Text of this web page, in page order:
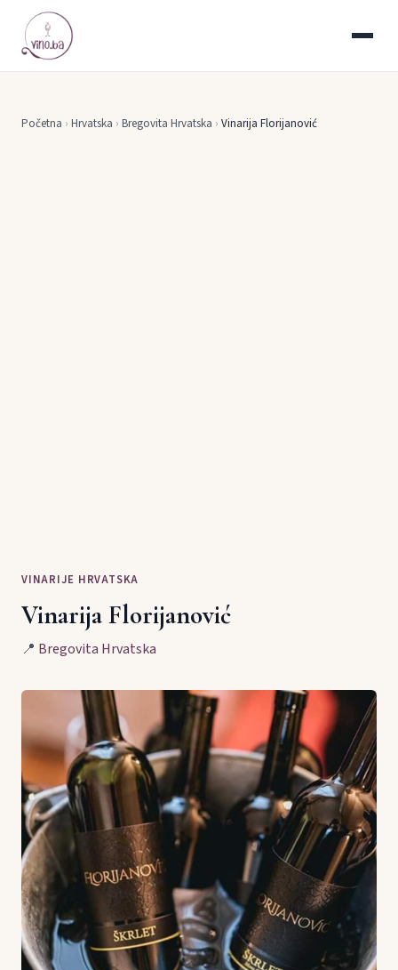
Početna › Hrvatska › Bregovita Hrvatska › Vinarija Florijanović
VINARIJE HRVATSKA
Vinarija Florijanović
📍 Bregovita Hrvatska